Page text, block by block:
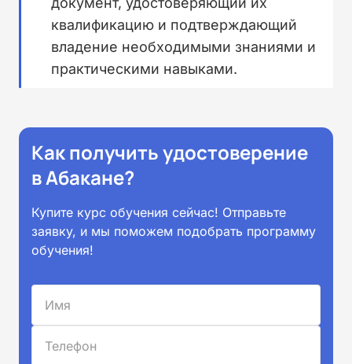
квалификацию и подтверждающий
владение необходимыми знаниями и
практическими навыками.
Как получить удостоверение
в Абакане?
Купите курс обучения сейчас! Отправьте
заявку, и мы поможем подобрать программу
обучения!